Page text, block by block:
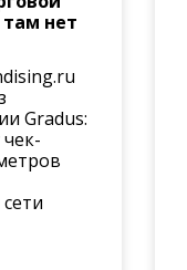
там нет
Gradus: